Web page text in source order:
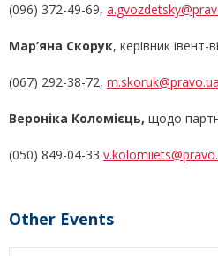
(096) 372-49-69,
Мар’яна Скорук, керівник івент-
(067) 292-38-72, m.skoruk@pravo.ua
Вероніка Коломієць, щодо
(050) 849-04-33
Other Events